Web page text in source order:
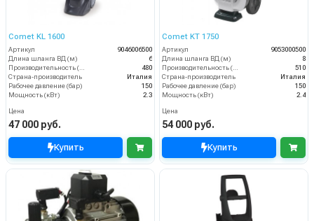
Comet KL 1600
Артикул
9046006500
Длина шланга ВД (м)
6
480
Страна-производитель
Италия
Рабочее давление (бар)
150
Мощность (кВт)
2.3
Цена
47 000 руб.
Купить
Comet KT 1750
Артикул
9053000500
Длина шланга ВД (м)
8
510
Страна-производитель
Италия
Рабочее давление (бар)
150
Мощность (кВт)
2.4
Цена
54 000 руб.
Купить